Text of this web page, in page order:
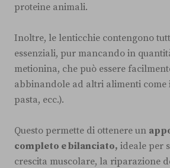
proteine animali.
Inoltre, le lenticchie contengono
essenziali, pur mancando in
metionina, che può essere
abbinandole ad altri alimenti come
pasta, ecc.).
Questo permette di ottenere un
completo e bilanciato, ideale per
crescita muscolare, la riparazione